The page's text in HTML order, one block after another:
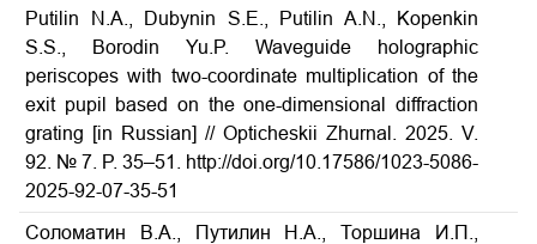
Putilin N.A., Dubynin S.E., Putilin A.N., Kopenkin
S.S., Borodin Yu.P. Waveguide holographic
periscopes with two-coordinate multiplication of the
exit pupil based on the one-dimensional diffraction
grating [in Russian] // Opticheskii Zhurnal. 2025. V.
92. № 7. P. 35–51.
http://doi.org/10.17586/1023-5086-
2025-92-07-35-51
Соломатин В.А., Путилин Н.А., Торшина И.П.,